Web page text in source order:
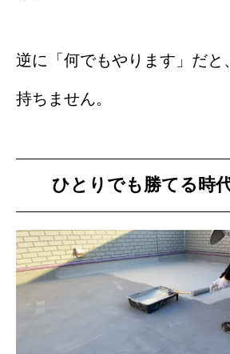
逆に「何でもやります」だと
持ちません。
ひとりでも勝てる時